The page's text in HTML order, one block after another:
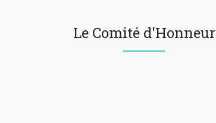
Le Comité d'Honneur